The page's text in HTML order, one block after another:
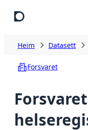
Heim Datasett
Forsvaret